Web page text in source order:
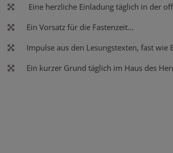
Eine herzliche Einladung täglich in der
Ein Vorsatz für die Fastenzeit...
Impulse aus den Lesungstexten, fast wie
Ein kurzer Grund täglich im Haus des